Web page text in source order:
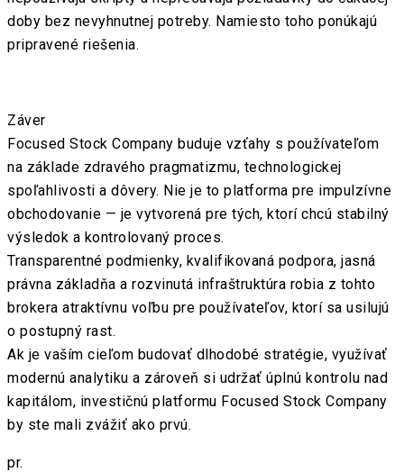
doby bez nevyhnutnej potreby. Namiesto toho ponúkajú
pripravené riešenia.
Záver
Focused Stock Company buduje vzťahy s používateľom
na základe zdravého pragmatizmu, technologickej
spoľahlivosti a dôvery. Nie je to platforma pre impulzívne
obchodovanie — je vytvorená pre tých, ktorí chcú stabilný
výsledok a kontrolovaný proces.
Transparentné podmienky, kvalifikovaná podpora, jasná
právna základňa a rozvinutá infraštruktúra robia z tohto
brokera atraktívnu voľbu pre používateľov, ktorí sa usilujú
o postupný rast.
Ak je vaším cieľom budovať dlhodobé stratégie, využívať
modernú analytiku a zároveň si udržať úplnú kontrolu nad
kapitálom, investičnú platformu Focused Stock Company
by ste mali zvážiť ako prvú.
pr.